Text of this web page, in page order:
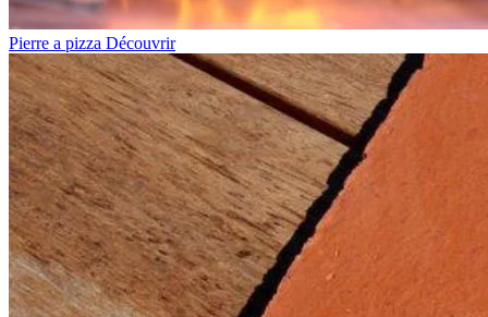
Pierre a pizza Découvrir